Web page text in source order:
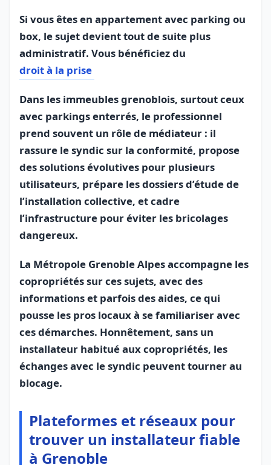
Si vous êtes en appartement avec parking ou
box, le sujet devient tout de suite plus
administratif. Vous bénéficiez du
droit à la prise
Dans les immeubles grenoblois, surtout ceux
avec parkings enterrés, le professionnel
prend souvent un rôle de médiateur : il
rassure le syndic sur la conformité, propose
des solutions évolutives pour plusieurs
utilisateurs, prépare les dossiers d’étude de
l’installation collective, et cadre
l’infrastructure pour éviter les bricolages
dangereux.
La Métropole Grenoble Alpes accompagne les
copropriétés sur ces sujets, avec des
informations et parfois des aides, ce qui
pousse les pros locaux à se familiariser avec
ces démarches. Honnêtement, sans un
installateur habitué aux copropriétés, les
échanges avec le syndic peuvent tourner au
blocage.
Plateformes et réseaux pour
trouver un installateur fiable
à Grenoble